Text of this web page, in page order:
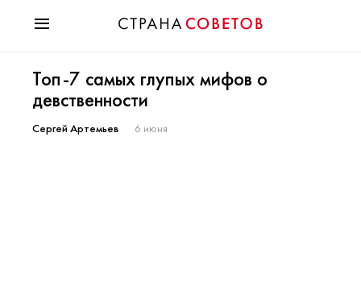
Мода
Звезды
Гороскопы
Топ-7 самых глупых мифов о
девственности
Сергей Артемьев 6 июня